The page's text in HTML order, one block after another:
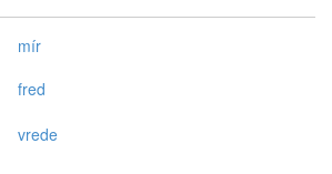
mír
fred
vrede